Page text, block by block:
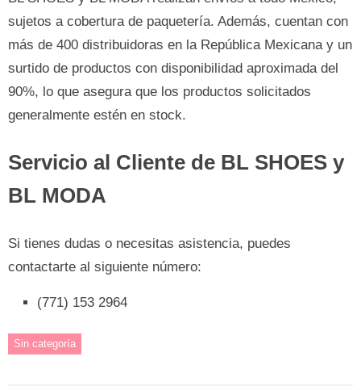
sujetos a cobertura de paquetería. Además, cuentan con
más de 400 distribuidoras en la República Mexicana y un
surtido de productos con disponibilidad aproximada del
90%, lo que asegura que los productos solicitados
generalmente estén en stock.
Servicio al Cliente de BL SHOES y
BL MODA
Si tienes dudas o necesitas asistencia, puedes
contactarte al siguiente número:
(771) 153 2964
Sin categoría